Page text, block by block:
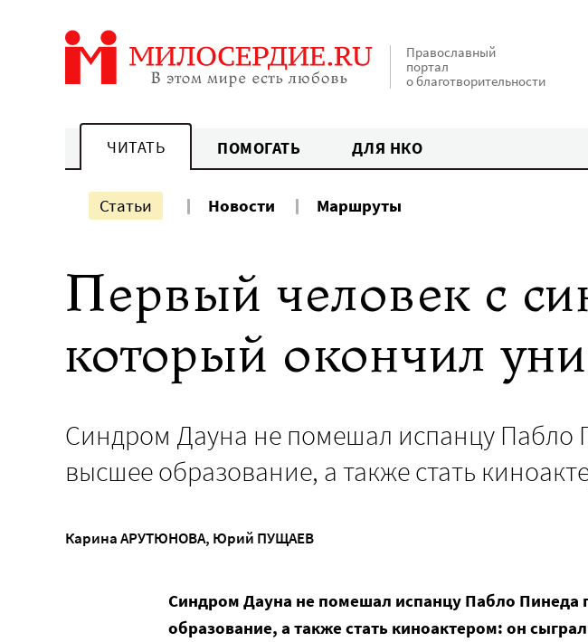
Православный
портал
о благотворительности
ЧИТАТЬ ПОМОГАТЬ ДЛЯ НКО
Статьи Новости Маршруты
Первый человек с
который окончил
Синдром Дауна не помешал испанцу Пабло
высшее образование, а также стать
Карина АРУТЮНОВА, Юрий ПУЩАЕВ
Синдром Дауна не помешал испанцу Пабло Пинеда
образование, а также стать киноактером: он